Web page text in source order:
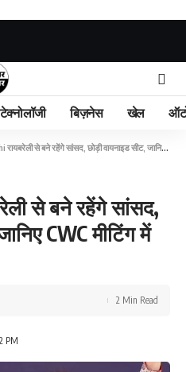
टेक्नोलॉजी बिज़नेस खेल
से बने रहेंगे सांसद, छोड़ी वायनाइड सीट, जानिए CWC मीटिंग में क्या हुई चर्चा
से बने रहेंगे सांसद,
CWC मीटिंग में
PM
2 Min Read